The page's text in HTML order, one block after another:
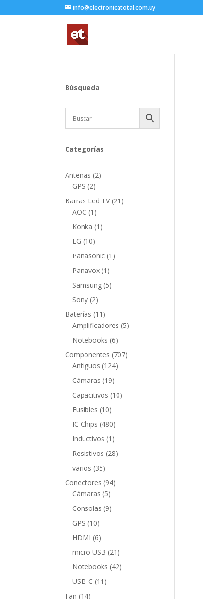
info@electronicatotal.com.uy
Búsqueda
Categorías
Antenas 22
GPS 22
productos
Barras Led TV 21 21
AOC 1 1
producto
Konka 1 1
LG 1010
productos
Panasonic 1 1
Panavox 1 1
producto
Samsung 55
Sony 22
productos
Baterías 11 11
productos
Amplificadores 55
Notebooks 66
productos
Componentes 707707
Antiguos 124124
Cámaras 1919
productos
Capacitivos 1010
Fusibles 1010
productos
IC Chips 480480
productos
Inductivos 1 1
producto
Resistivos 2828
varios 3535
productos
Conectores 9494
Cámaras 55
productos
Consolas 99
GPS 1010
productos
HDMI 66
productos
micro USB 21 21
productos
Notebooks 4242
USB-C 11 11
Fan 1414